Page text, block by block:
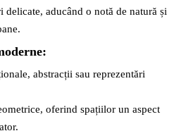
aducând o notă de natură și
abstracții sau reprezentări
oferind spațiilor un aspect